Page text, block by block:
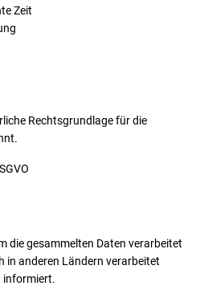
Zeit
Rechtsgrundlage für die
die gesammelten Daten verarbeitet
in anderen Ländern verarbeitet
informiert.